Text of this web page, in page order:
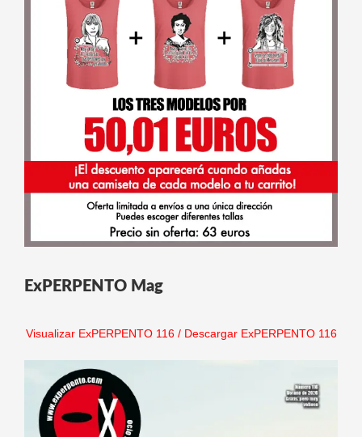
ExPERPENTO Mag
Visualizar ExPERPENTO 116/ Descargar ExPERPENTO 116